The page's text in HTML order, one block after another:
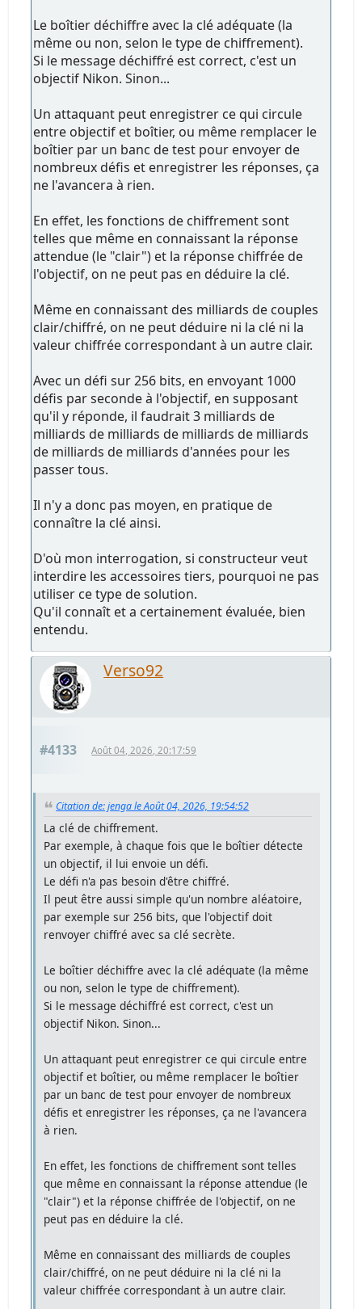
Le boîtier déchiffre avec la clé adéquate (la
même ou non, selon le type de chiffrement).
Si le message déchiffré est correct, c'est un
objectif Nikon. Sinon...
Un attaquant peut enregistrer ce qui circule
entre objectif et boîtier, ou même remplacer le
boîtier par un banc de test pour envoyer de
nombreux défis et enregistrer les réponses, ça
ne l'avancera à rien.
En effet, les fonctions de chiffrement sont
telles que même en connaissant la réponse
attendue (le "clair") et la réponse chiffrée de
l'objectif, on ne peut pas en déduire la clé.
Même en connaissant des milliards de couples
clair/chiffré, on ne peut déduire ni la clé ni la
valeur chiffrée correspondant à un autre clair.
Avec un défi sur 256 bits, en envoyant 1000
défis par seconde à l'objectif, en supposant
qu'il y réponde, il faudrait 3 milliards de
milliards de milliards de milliards de milliards
de milliards de milliards d'années pour les
passer tous.
Il n'y a donc pas moyen, en pratique de
connaître la clé ainsi.
D'où mon interrogation, si constructeur veut
interdire les accessoires tiers, pourquoi ne pas
utiliser ce type de solution.
Qu'il connaît et a certainement évaluée, bien
entendu.
Verso92
#4133 Août 04, 2026, 20:17:59
Citation de: jenga le Août 04, 2026, 19:54:52
La clé de chiffrement.
Par exemple, à chaque fois que le boîtier détecte
un objectif, il lui envoie un défi.
Le défi n'a pas besoin d'être chiffré.
Il peut être aussi simple qu'un nombre aléatoire,
par exemple sur 256 bits, que l'objectif doit
renvoyer chiffré avec sa clé secrète.
Le boîtier déchiffre avec la clé adéquate (la même
ou non, selon le type de chiffrement).
Si le message déchiffré est correct, c'est un
objectif Nikon. Sinon...
Un attaquant peut enregistrer ce qui circule entre
objectif et boîtier, ou même remplacer le boîtier
par un banc de test pour envoyer de nombreux
défis et enregistrer les réponses, ça ne l'avancera
à rien.
En effet, les fonctions de chiffrement sont telles
que même en connaissant la réponse attendue (le
"clair") et la réponse chiffrée de l'objectif, on ne
peut pas en déduire la clé.
Même en connaissant des milliards de couples
clair/chiffré, on ne peut déduire ni la clé ni la
valeur chiffrée correspondant à un autre clair.